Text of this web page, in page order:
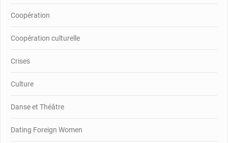
Coopération
Coopération culturelle
Crises
Culture
Danse et Théâtre
Dating Foreign Women